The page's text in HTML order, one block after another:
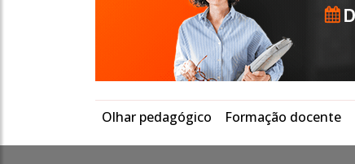
Olhar pedagógico Formação docente